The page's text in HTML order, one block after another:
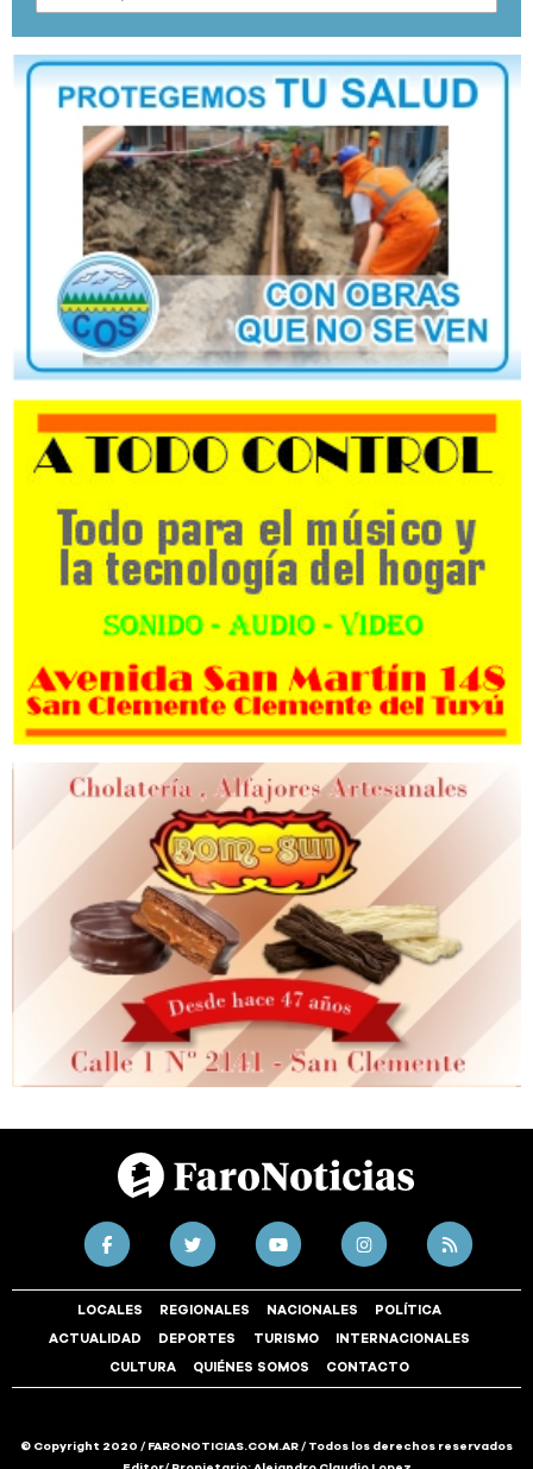
LOCALES REGIONALES NACIONALES POLÍTICA
ACTUALIDAD DEPORTES TURISMO INTERNACIONALES
CULTURA QUIÉNES SOMOS CONTACTO
© Copyright 2020 / FARONOTICIAS.COM.AR / Todos los derechos reservados